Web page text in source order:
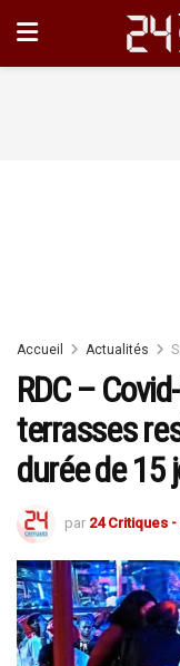
Accueil Actualités
RDC –
terrasses
durée de 15
par 24 Critiques